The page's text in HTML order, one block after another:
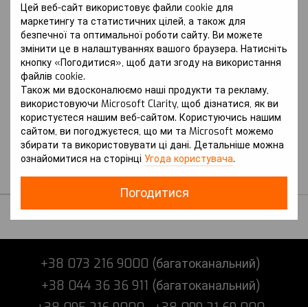
Цей веб-сайт використовує файли cookie для
маркетингу та статистичних цілей, а також для
безпечної та оптимальної роботи сайту. Ви можете
змінити це в налаштуваннях вашого браузера. Натисніть
кнопку «Погодитися», щоб дати згоду на використання
файлів cookie.
Також ми вдосконалюємо наші продукти та рекламу,
використовуючи Microsoft Clarity, щоб дізнатися, як ви
користуєтеся нашим веб-сайтом. Користуючись нашим
сайтом, ви погоджуєтеся, що ми та Microsoft можемо
збирати та використовувати ці дані. Детальніше можна
ознайомитися на сторінці Угода користувача.
Погодитися
Артикул: Monza (China) (2019 р.-)
I покоління вкл. з Рестайлінгом
CHEVROLET
Захист на Chevrolet
Monza (China) (2019 р.-) I
покоління вкл. з
Рестайлінгом
В наявності
+38 073 216 9000 (багатоканальний)
+38 044 36 36 911 (багатоканальний)